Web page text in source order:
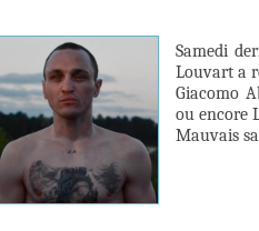
Samedi
Louvart a
Giacomo
ou encore
Mauvais